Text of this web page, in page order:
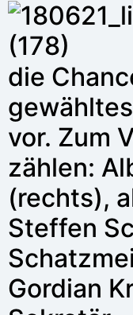
die
vor. Zum
zählen:
(rechts),
Steffen
Gordian